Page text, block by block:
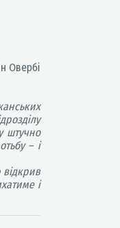
Овербі
штучно
– і
і